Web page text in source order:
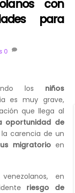
con
para
0
los niños
es muy grave,
que llega al
oportunidad de
carencia de un
migratorioen
en
riesgo de